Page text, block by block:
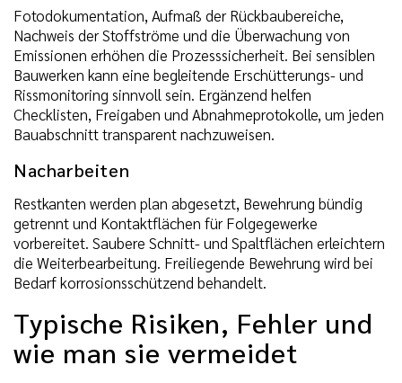
Fotodokumentation, Aufmaß der Rückbaubereiche,
Nachweis der Stoffströme und die Überwachung von
Emissionen erhöhen die Prozesssicherheit. Bei sensiblen
Bauwerken kann eine begleitende Erschütterungs- und
Rissmonitoring sinnvoll sein. Ergänzend helfen
Checklisten, Freigaben und Abnahmeprotokolle, um jeden
Bauabschnitt transparent nachzuweisen.
Nacharbeiten
Restkanten werden plan abgesetzt, Bewehrung bündig
getrennt und Kontaktflächen für Folgegewerke
vorbereitet. Saubere Schnitt- und Spaltflächen erleichtern
die Weiterbearbeitung. Freiliegende Bewehrung wird bei
Bedarf korrosionsschützend behandelt.
Typische Risiken, Fehler und
wie man sie vermeidet